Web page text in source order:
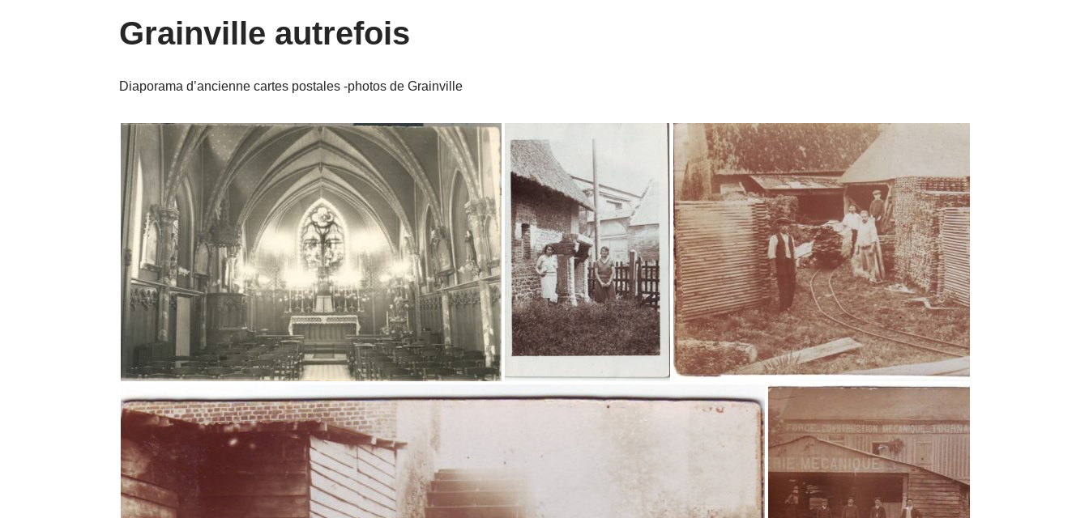
Grainville autrefois
Diaporama d’ancienne cartes postales -photos de Grainville